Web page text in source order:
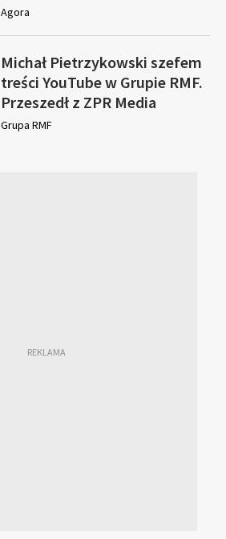
Agora
Michał Pietrzykowski szefem
treści YouTube w Grupie RMF.
Przeszedł z ZPR Media
Grupa RMF